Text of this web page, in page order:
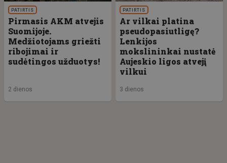
PATIRTIS
Pirmasis AKM atvejis
Suomijoje.
Medžiotojams griežti
ribojimai ir
sudėtingos užduotys!
2 dienos
PATIRTIS
Ar vilkai platina
pseudopasiutligę?
Lenkijos
mokslininkai nustatė
Aujeskio ligos atvejį
vilkui
3 dienos